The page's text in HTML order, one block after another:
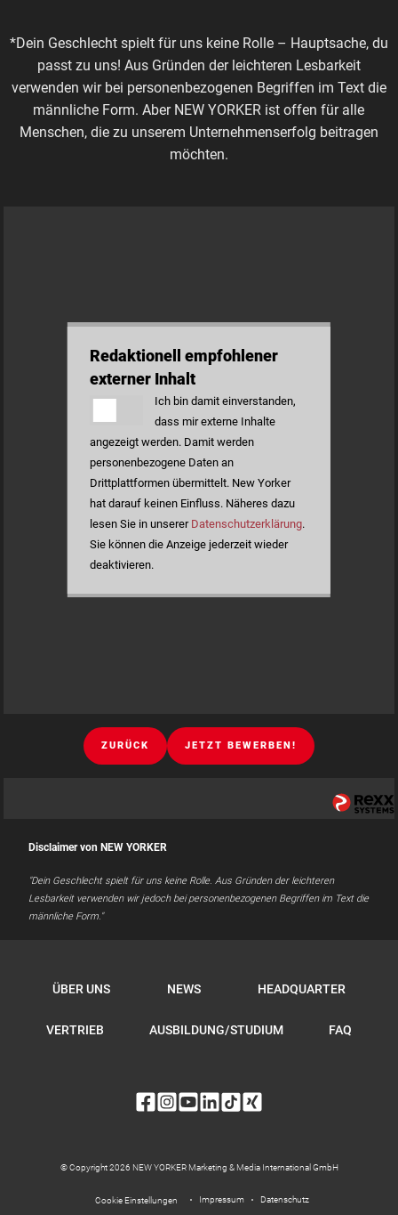
*Dein Geschlecht spielt für uns keine Rolle – Hauptsache, du
passt zu uns! Aus Gründen der leichteren Lesbarkeit
verwenden wir bei personenbezogenen Begriffen im Text die
männliche Form. Aber NEW YORKER ist offen für alle
Menschen, die zu unserem Unternehmenserfolg beitragen
möchten.
Redaktionell empfohlener
externer Inhalt
Ich bin damit einverstanden,
dass mir externe Inhalte
angezeigt werden. Damit werden
personenbezogene Daten an
Drittplattformen übermittelt. New Yorker
hat darauf keinen Einfluss. Näheres dazu
lesen Sie in unserer Datenschutzerklärung.
Sie können die Anzeige jederzeit wieder
deaktivieren.
ZURÜCK JETZT BEWERBEN!
Disclaimer von NEW YORKER
"Dein Geschlecht spielt für uns keine Rolle. Aus Gründen der leichteren
Lesbarkeit verwenden wir jedoch bei personenbezogenen Begriffen im Text die
männliche Form."
ÜBER UNS NEWS HEADQUARTER
VERTRIEB AUSBILDUNG/STUDIUM FAQ
© Copyright 2026 NEW YORKER Marketing & Media International GmbH
Cookie Einstellungen Impressum Datenschutz